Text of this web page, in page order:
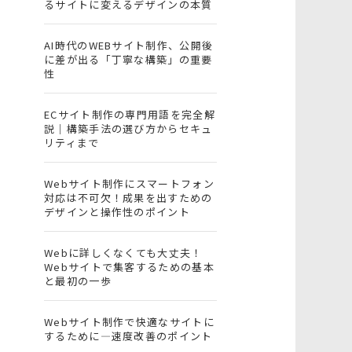
るサイトに変えるデザインの本質
AI時代のWEBサイト制作、公開後
に差が出る「丁寧な構築」の重要
性
ECサイト制作の専門用語を完全解
説｜構築手法の選び方からセキュ
リティまで
Webサイト制作にスマートフォン
対応は不可欠！成果を出すための
デザインと操作性のポイント
Webに詳しくなくても大丈夫！
Webサイトで集客するための基本
と最初の一歩
Webサイト制作で快適なサイトに
するために―速度改善のポイント